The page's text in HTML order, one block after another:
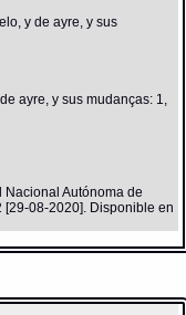
y de ayre, y sus
ayre, y sus mudanças: 1,
Autónoma de
[29-08-2020]. Disponible en